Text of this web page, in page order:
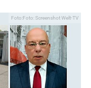
Foto:Foto: Screenshot Welt-TV